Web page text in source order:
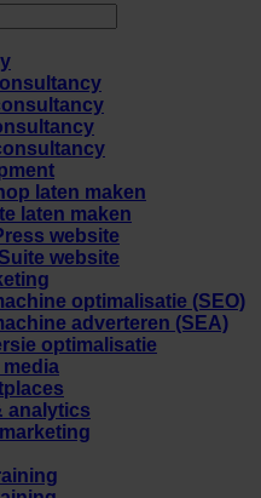
laten maken
laten maken
website
website
optimalisatie (SEO)
adverteren (SEA)
optimalisatie
analytics